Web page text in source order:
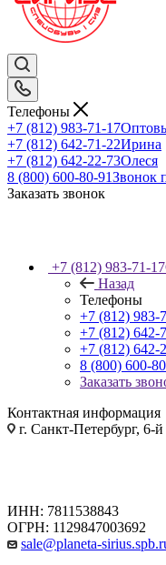
Телефоны
+7 (812) 983-71-17
+7 (812) 642-71-22Ирина
+7 (812) 642-22-73Олеся
8 (800) 600-80-91Звонок
Заказать звонок
+7 (812) 983-71-17
Назад
Телефоны
+7 (812) 983-
+7 (812) 642-
+7 (812) 642-
8 (800) 600-
Заказать
Контактная информация
г. Санкт-Петербург, 6-
ИНН: 7811538843
ОГРН: 1129847003692
sale@planeta-